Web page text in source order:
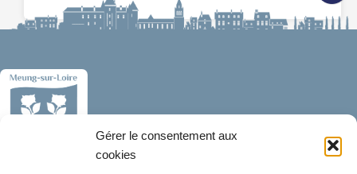
Gérer le consentement aux
cookies